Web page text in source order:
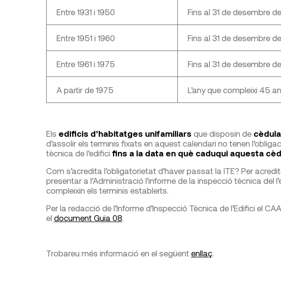
Entre 1931 i 1950 Fins al 31 de desembre
Entre 1951 i 1960 Fins al 31 de desembre
Entre 1961 i 1975 Fins al 31 de desembre
A partir de 1975 L’any que compleixi 45
Els edificis d’habitatges unifamiliars que disposin de
d’assolir els terminis fixats en aquest calendari no tenen
tècnica de l’edifici fins a la data en què caduqui aquesta
Com s’acredita l’obligatorietat d’haver passat la ITE? Per
presentar a l’Administració l’informe de la inspecció tècnica del
compleixin els terminis establerts.
Per la redacció de l’Informe d’Inspecció Tècnica de l’Edifici el
el document Guia 08
Trobareu més informació en el següent enllaç.